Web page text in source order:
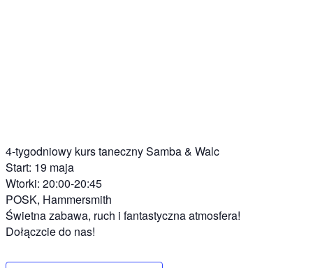
4-tygodniowy kurs taneczny Samba & Walc
Start: 19 maja
Wtorki: 20:00-20:45
POSK, Hammersmith
Świetna zabawa, ruch i fantastyczna atmosfera!
Dołączcie do nas!